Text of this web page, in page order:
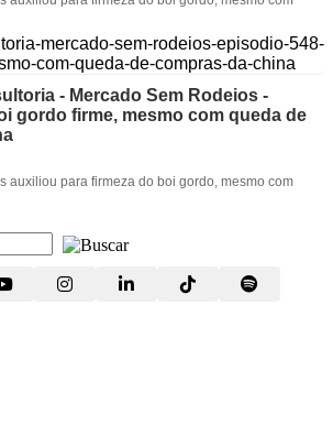
- Mercado Sem Rodeios -
gordo firme, mesmo com queda de
auxiliou para firmeza do boi gordo, mesmo com